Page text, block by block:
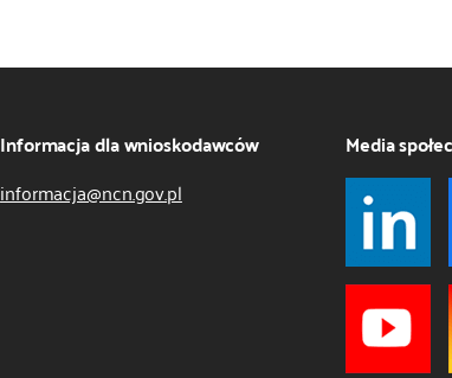
Informacja dla wnioskodawców
informacja@ncn.gov.pl
Media